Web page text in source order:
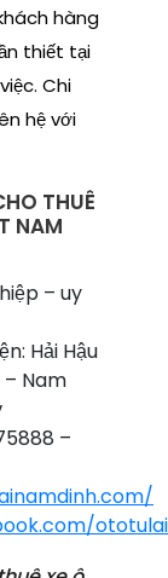
hàng
thiết tại
Chi
hệ với
THUÊ
NAM
– uy
Hải Hậu
Nam
–